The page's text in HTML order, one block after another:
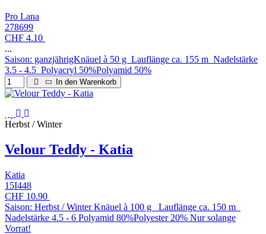
Pro Lana
278699
CHF 4.10
...
Saison: ganzjährigKnäuel à 50 g Lauflänge ca. 155 m Nadelstärke
3.5 - 4.5 Polyacryl 50%Polyamid 50%
In den Warenkorb
Herbst / Winter
Velour Teddy - Katia
Katia
15I448
CHF 10.90
Saison: Herbst / Winter Knäuel à 100 g Lauflänge ca. 150 m
Nadelstärke 4.5 - 6 Polyamid 80%Polyester 20% Nur solange
Vorrat!